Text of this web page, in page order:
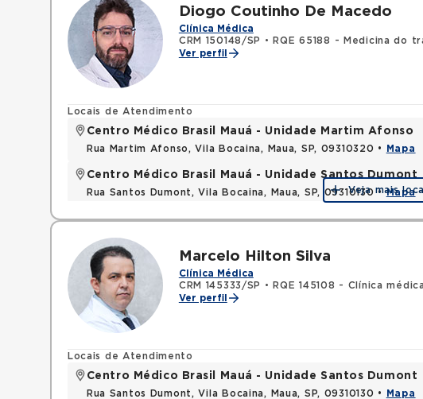
Diogo Coutinho De Macedo
Clínica Médica
CRM 150148/SP
•
RQE 65188 - Medicina do
Ver perfil
Locais de Atendimento
Centro Médico Brasil Mauá - Unidade Martim Afonso
Rua Martim Afonso, Vila Bocaina, Maua, SP, 09310320 • Mapa
Centro Médico Brasil Mauá - Unidade Santos Dumont
Rua Santos Dumont, Vila Bocaina, Maua, SP, 09310130 •Mapa
Veja mais
Marcelo Hilton Silva
Clínica Médica
CRM 145333/SP
•
RQE 145108 - Clínica médica
Ver perfil
Locais de Atendimento
Centro Médico Brasil Mauá - Unidade Santos Dumont
Rua Santos Dumont, Vila Bocaina, Maua, SP, 09310130 • Mapa